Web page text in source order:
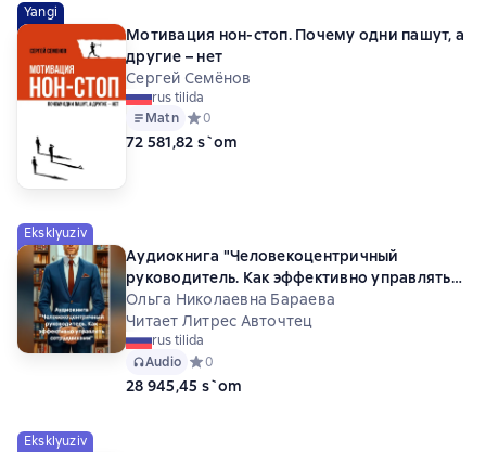
Yangi
Мотивация нон-стоп. Почему одни пашут, а
другие – нет
Сергей Семёнов
rus tilida
Matn Средний рейтинг 0 на основе 0 оценок
0
72 581,82 s`om
Eksklyuziv
Аудиокнига "Человекоцентричный
руководитель. Как эффективно управлять
сотрудниками"
Ольга Николаевна Бараева
Читает Литрес Авточтец
rus tilida
Audio Средний рейтинг 0 на основе 0 оценок
0
28 945,45 s`om
Eksklyuziv